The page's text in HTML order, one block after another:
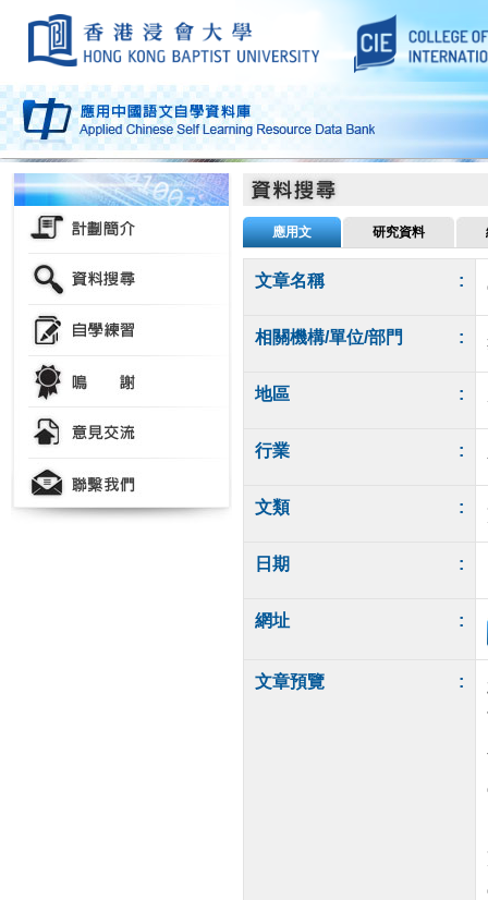
應用文 研究資料
文章名稱 :
相關機構/單位/部門 :
地區 :
行業 :
文類 :
日期 :
網址 :
文章預覽 :